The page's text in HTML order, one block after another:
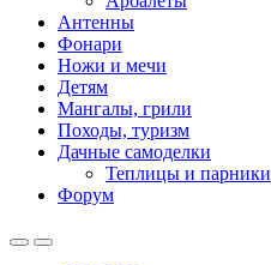
Антенны
Фонари
Ножи и мечи
Детям
Мангалы, грили
Походы, туризм
Дачные самоделки
Теплицы и парники
Форум